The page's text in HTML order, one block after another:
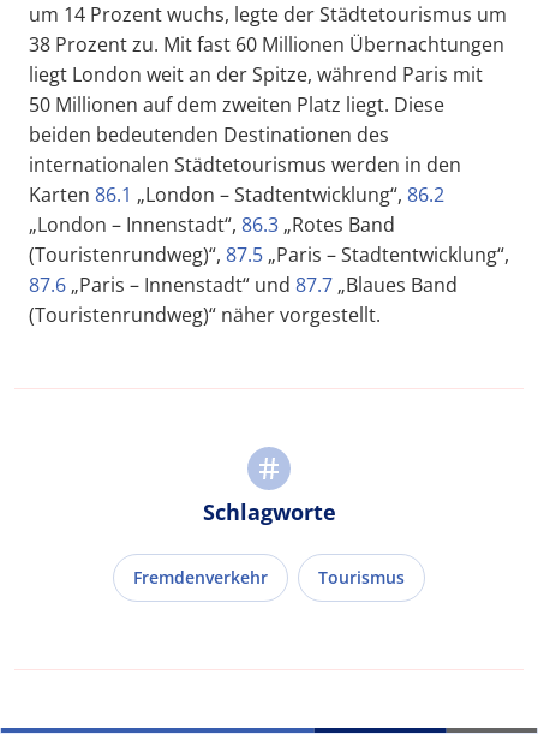
um 14 Prozent wuchs, legte der Städtetourismus um
38 Prozent zu. Mit fast 60 Millionen Übernachtungen
liegt London weit an der Spitze, während Paris mit
50 Millionen auf dem zweiten Platz liegt. Diese
beiden bedeutenden Destinationen des
internationalen Städtetourismus werden in den
Karten 86.1 „London – Stadtentwicklung“, 86.2
„London – Innenstadt“, 86.3„Rotes Band
(Touristenrundweg)“, 87.5„Paris – Stadtentwicklung“,
87.6„Paris – Innenstadt“ und 87.7„Blaues Band
(Touristenrundweg)“ näher vorgestellt.
Schlagworte
Fremdenverkehr Tourismus